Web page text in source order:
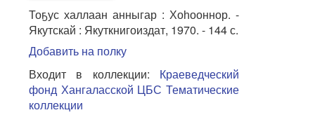
Тоҕус халлаан анныгар : Хоһооннор. -
Якутскай : Якуткнигоиздат, 1970. - 144 с.
Добавить на полку
Входит в коллекции: Краеведческий
фонд Хангаласской ЦБС Тематические
коллекции